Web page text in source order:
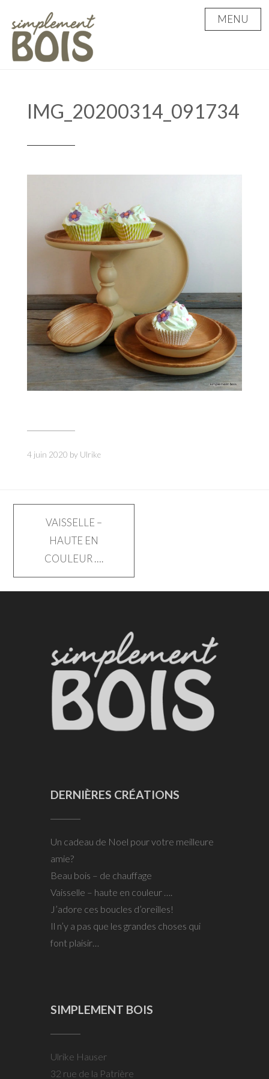
content
MENU
IMG_20200314_091734
4 juin 2020 by Ulrike
Navigation
VAISSELLE –
HAUTE EN
COULEUR ….
DERNIÈRES CRÉATIONS
Un cadeau de Noel pour votre meilleure
amie?
Beau bois – de chauffage
Vaisselle – haute en couleur ….
J’adore ces boucles d’oreilles!
Il n’y a pas que les grandes choses qui
font plaisir…
SIMPLEMENT BOIS
Ulrike Hauser
32 rue de la Patrière